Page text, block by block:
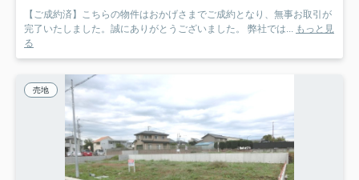
【ご成約済】こちらの物件はおかげさまでご成約となり、無事お取引が
完了いたしました。誠にありがとうございました。 弊社では... もっと見
る
売地